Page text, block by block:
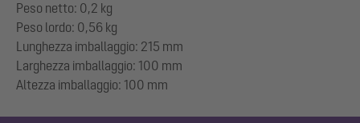
Peso netto: 0,2 kg
Peso lordo: 0,56 kg
Lunghezza imballaggio: 215 mm
Larghezza imballaggio: 100 mm